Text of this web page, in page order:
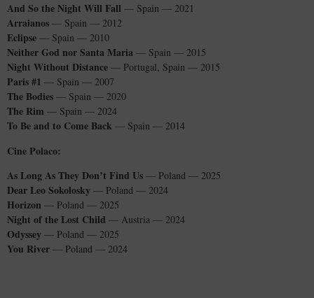
And So the Night Will Fall — Spain — 2021
Arraianos — Spain — 2012
Eclipse — Spain — 2010
Neither God nor Santa Maria — Spain — 2015
Night Without Distance — Portugal, Spain — 2015
Paris #1 — Spain — 2007
The Bodies — Spain — 2020
The Rim — Spain — 2024
To Be and to Come Back — Spain — 2014
Cine Polaco:
As Long As They Don’t Find Us — Poland — 2025
Dear Leo Sokolosky — Poland — 2024
Horizon — Poland — 2025
Night of the Lost Child — Austria — 2024
Odyssey — Poland — 2025
You River — Poland — 2024